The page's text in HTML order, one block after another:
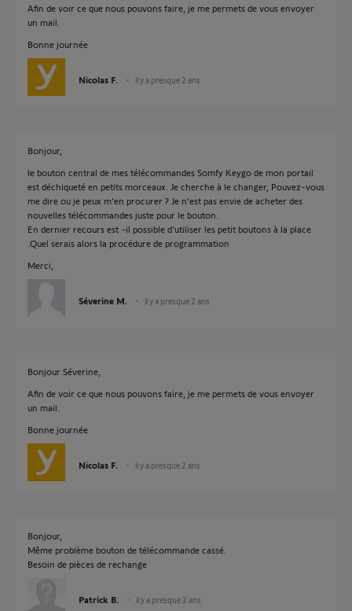
Afin de voir ce que nous pouvons faire, je me permets de vous envoyer
un mail.
Bonne journée
Nicolas F. il y a presque 2 ans
Bonjour,
le bouton central de mes télécommandes Somfy Keygo de mon portail
est déchiqueté en petits morceaux. Je cherche à le changer, Pouvez-vous
me dire ou je peux m'en procurer ? Je n’est pas envie de acheter des
nouvelles télécommandes juste pour le bouton.
En dernier recours est -il possible d'utiliser les petit boutons à la place
.Quel serais alors la procédure de programmation
Merci,
Séverine M. il y a presque 2 ans
Bonjour Séverine,
Afin de voir ce que nous pouvons faire, je me permets de vous envoyer
un mail.
Bonne journée
Nicolas F. il y a presque 2 ans
Bonjour,
Même problème bouton de télécommande cassé.
Besoin de pièces de rechange
Patrick B. il y a presque 2 ans